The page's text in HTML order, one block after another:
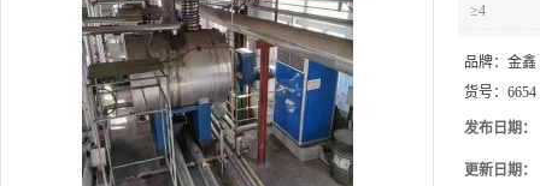
≥4
品牌： 金鑫
货号： 6654
发布日期：
更新日期：